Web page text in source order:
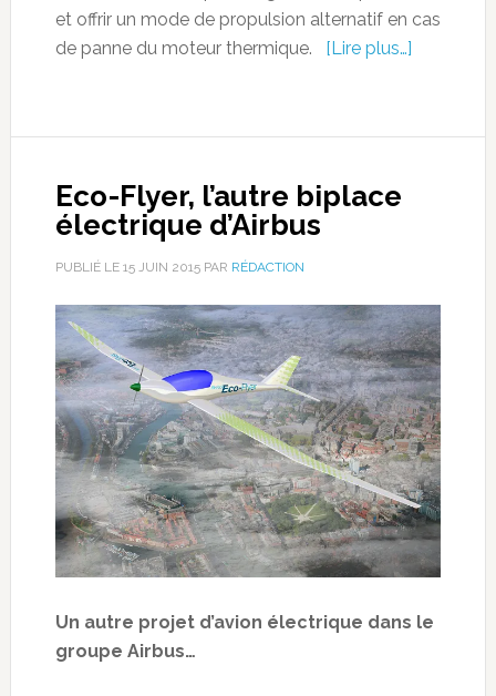
et offrir un mode de propulsion alternatif en cas
de panne du moteur thermique. [Lire plus…]
Eco-Flyer, l’autre biplace
électrique d’Airbus
PUBLIÉ LE 15 JUIN 2015PAR RÉDACTION
Un autre projet d’avion électrique dans le
groupe Airbus…